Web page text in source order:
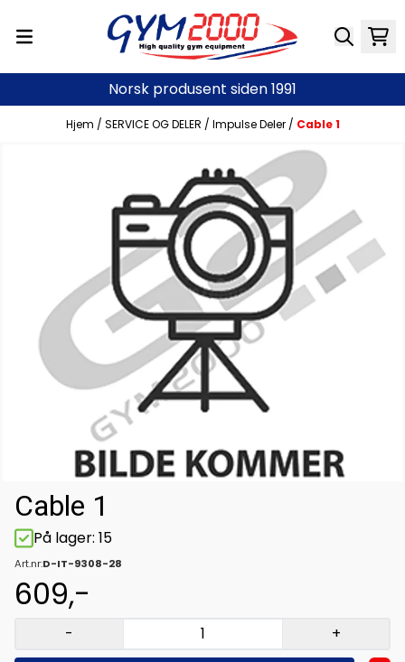
Norsk produsent siden 1991
Hjem / SERVICE OG DELER / Impulse Deler / Cable 1
Cable 1
På lager: 15
Art.nr:D-IT-9308-28
609,-
- +